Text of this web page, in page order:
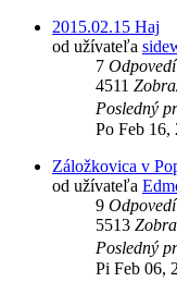
2015.02.15 Haj
od užívateľa
7 Odpovedí
4511
Posledný
Po Feb 16,
Záložkovica v
od užívateľa
9 Odpovedí
5513
Posledný
Pi Feb 06,